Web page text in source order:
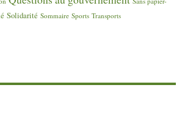
Solidarité Sommaire Sports Transports